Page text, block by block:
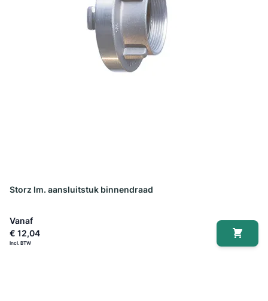
Storz lm. aansluitstuk binnendraad
Vanaf
€ 12,04